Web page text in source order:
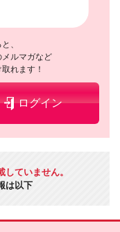
、
ルマガなど
れます！
ログイン
ていません。
は以下